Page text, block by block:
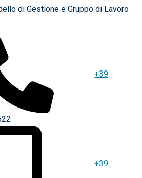
di Gestione e Gruppo di Lavoro
+39
+39